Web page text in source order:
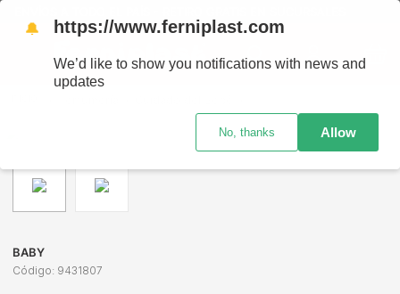
BABY
Código: 9431807
🔔 https://www.ferniplast.com
We’d like to show you notifications with news and
updates
No, thanks Allow